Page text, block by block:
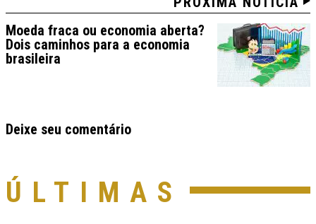
Moeda fraca ou economia aberta?
Dois caminhos para a economia
brasileira
Deixe seu comentário
ÚLTIMAS